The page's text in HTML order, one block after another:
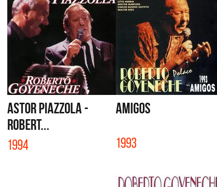
ASTOR PIAZZOLA -
ROBERT...
1994
AMIGOS
1993